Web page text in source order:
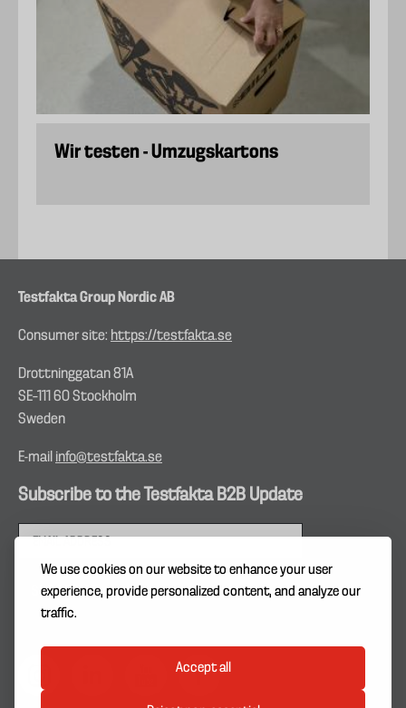
We use cookies on our website to enhance your user
experience, provide personalized content, and analyze our
traffic.
Accept all
Wir testen - Umzugskartons
Testfakta Group Nordic AB
Consumer site: https://testfakta.se
Drottninggatan 81A
SE–111 60 Stockholm
Sweden
E-mail info@testfakta.se
Subscribe to the Testfakta B2B Update